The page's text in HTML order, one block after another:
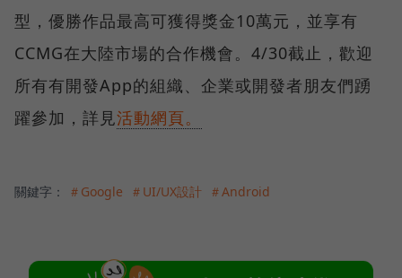
型，優勝作品最高可獲得獎金10萬元，並享有
CCMG在大陸市場的合作機會。4/30截止，歡迎
所有有開發App的組織、企業或開發者朋友們踴
躍參加，詳見活動網頁。
關鍵字： ＃Google ＃UI/UX設計 ＃Android